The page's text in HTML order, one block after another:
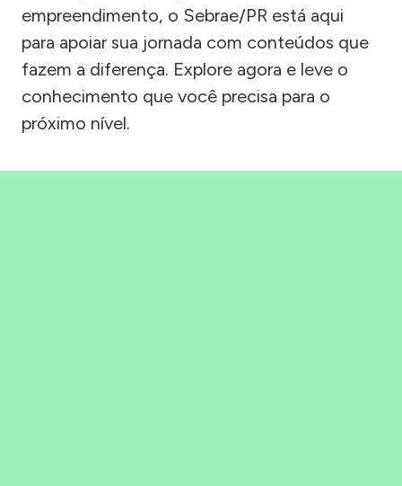
empreendimento, o Sebrae/PR está aqui
para apoiar sua jornada com conteúdos que
fazem a diferença. Explore agora e leve o
conhecimento que você precisa para o
próximo nível.